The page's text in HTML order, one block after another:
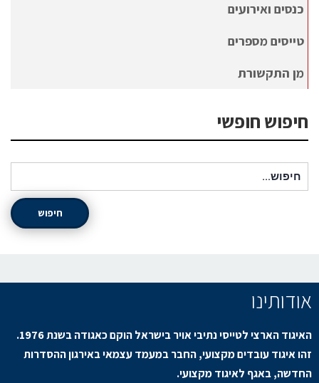
כנסים ואירועים
טייסים מספרים
מן התקשורת
חיפוש חופשי
חיפוש
אודותינו
האיגוד הארצי לטייסי נתיבי אויר בישראל הוקם כאגודה בשנת 1976.
זהו איגוד עובדים מקצועי, החבר במעמד עצמאי באירגון ההסדרות
החדשה, באגף לאיגוד מקצועי.